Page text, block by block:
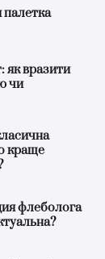
як вразити
чи
краще
флеболога